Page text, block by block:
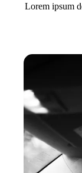
Lorem ipsum